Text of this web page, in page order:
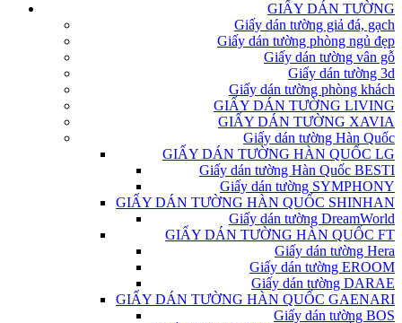
GIẤY DÁN TƯỜNG
Giấy dán tường giả đá, gạch
Giấy dán tường phòng ngủ đẹp
Giấy dán tường vân gỗ
Giấy dán tường 3d
Giấy dán tường phòng khách
GIẤY DÁN TƯỜNG LIVING
GIẤY DÁN TƯỜNG XAVIA
Giấy dán tường Hàn Quốc
GIẤY DÁN TƯỜNG HÀN QUỐC LG
Giấy dán tường Hàn Quốc BESTI
Giấy dán tường SYMPHONY
GIẤY DÁN TƯỜNG HÀN QUỐC SHINHAN
Giấy dán tường DreamWorld
GIẤY DÁN TƯỜNG HÀN QUỐC FT
Giấy dán tường Hera
Giấy dán tường EROOM
Giấy dán tường DARAE
GIẤY DÁN TƯỜNG HÀN QUỐC GAENARI
Giấy dán tường BOS